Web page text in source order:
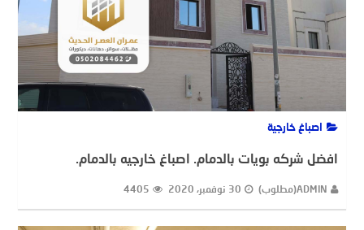
اصباغ خارجية
افضل شركه بويات بالدمام. اصباغ خارجيه بالدمام.
ADMIN(مطلوب) 30 نوفمبر، 2020 4405